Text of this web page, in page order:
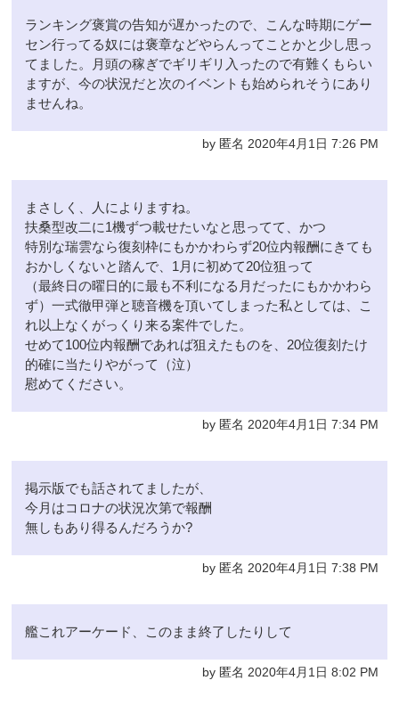
ランキング褒賞の告知が遅かったので、こんな時期にゲー
セン行ってる奴には褒章などやらんってことかと少し思っ
てました。月頭の稼ぎでギリギリ入ったので有難くもらい
ますが、今の状況だと次のイベントも始められそうにあり
ませんね。
by 匿名 2020年4月1日 7:26 PM
まさしく、人によりますね。
扶桑型改二に1機ずつ載せたいなと思ってて、かつ
特別な瑞雲なら復刻枠にもかかわらず20位内報酬にきても
おかしくないと踏んで、1月に初めて20位狙って
（最終日の曜日的に最も不利になる月だったにもかかわら
ず）一式徹甲弾と聴音機を頂いてしまった私としては、こ
れ以上なくがっくり来る案件でした。
せめて100位内報酬であれば狙えたものを、20位復刻たけ
的確に当たりやがって（泣）
慰めてください。
by 匿名 2020年4月1日 7:34 PM
掲示版でも話されてましたが、
今月はコロナの状況次第で報酬
無しもあり得るんだろうか?
by 匿名 2020年4月1日 7:38 PM
艦これアーケード、このまま終了したりして
by 匿名 2020年4月1日 8:02 PM